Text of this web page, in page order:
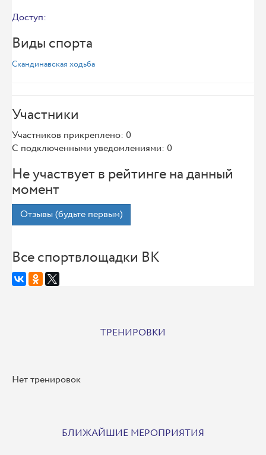
Доступ:
Виды спорта
Скандинавская ходьба
Участники
Участников прикреплено: 0
С подключенными уведомлениями: 0
Не участвует в рейтинге на данный
момент
Отзывы (будьте первым)
Все спортвлощадки ВК
ТРЕНИРОВКИ
Нет тренировок
БЛИЖАЙШИЕ МЕРОПРИЯТИЯ